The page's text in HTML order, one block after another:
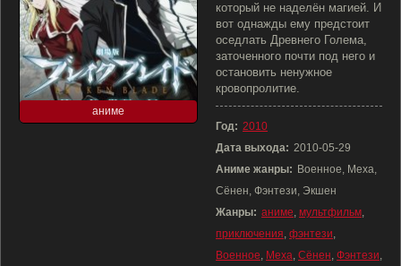
аниме
который не наделён магией. И
вот однажды ему предстоит
оседлать Древнего Голема,
заточенного почти под него и
остановить ненужное
кровопролитие.
Год: 2010
Дата выхода: 2010-05-29
Аниме жанры: Военное, Меха,
Сёнен, Фэнтези, Экшен
Жанры: аниме, мультфильм,
приключения, фэнтези,
Военное, Меха, Сёнен, Фэнтези,